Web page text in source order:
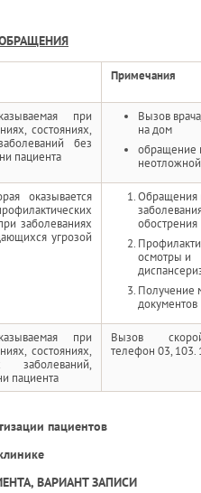
Примечания
при
состояниях,
без
пациента
Вызов
на дом
обращение
оказывается
заболеваниях
угрозой
Обращения
обострения
осмотры и
Получение
документов
при
состояниях,
заболеваний,
пациента
Вызов
телефон 03, 103.
пациентов
ВАРИАНТ ЗАПИСИ